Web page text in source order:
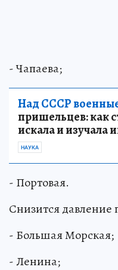
- Чапаева;
Над СССР
пришельцев: как
искала и изучала
НАУКА
- Портовая.
Снизится
- Большая Морская;
- Ленина;